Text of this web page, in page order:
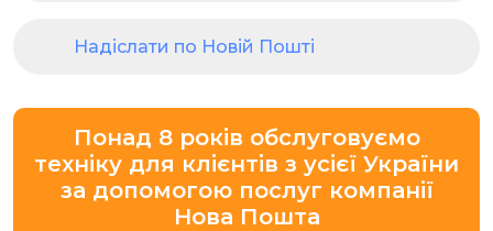
Надіслати по Новій Пошті
Понад 8 років обслуговуємо
техніку для клієнтів з усієї України
за допомогою послуг компанії
Нова Пошта